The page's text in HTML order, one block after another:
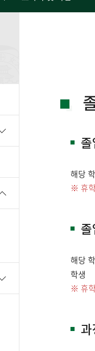
해당
휴
해당
학생
휴